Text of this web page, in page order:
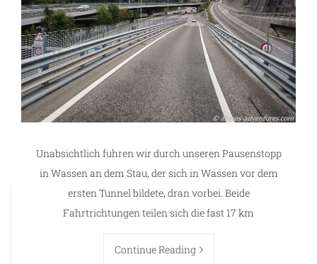
Unabsichtlich fuhren wir durch unseren Pausenstopp
in Wassen an dem Stau, der sich in Wassen vor dem
ersten Tunnel bildete, dran vorbei. Beide
Fahrtrichtungen teilen sich die fast 17 km
Continue Reading